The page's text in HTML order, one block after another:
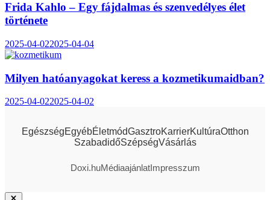
Frida Kahlo – Egy fájdalmas és szenvedélyes élet
története
2025-04-022025-04-04
Milyen hatóanyagokat keress a kozmetikumaidban?
2025-04-022025-04-02
EgészségEgyébÉletmódGasztroKarrierKultúraOtthon
SzabadidőSzépségVásárlás
Doxi.huMédiaajánlatImpresszum
Close